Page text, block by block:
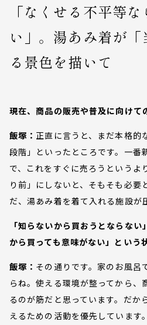
「なくせる不平等
い」。湯あみ着が「
る景色を描いて
現在、商品の販売や普及に向けて
飯塚： 正直に言うと、まだ本格的
段階」といったところです。一番
で、これをすぐに売ろうというよ
り前」にしないと、そもそも必要
だ、湯あみ着を着て入れる施設が
「知らないから買おうとならな
から買っても意味がない」という
飯塚： その通りです。家のお風呂
らね。使える環境が整ってから、
るのが筋だと思っています。だか
えるための活動を優先しています。